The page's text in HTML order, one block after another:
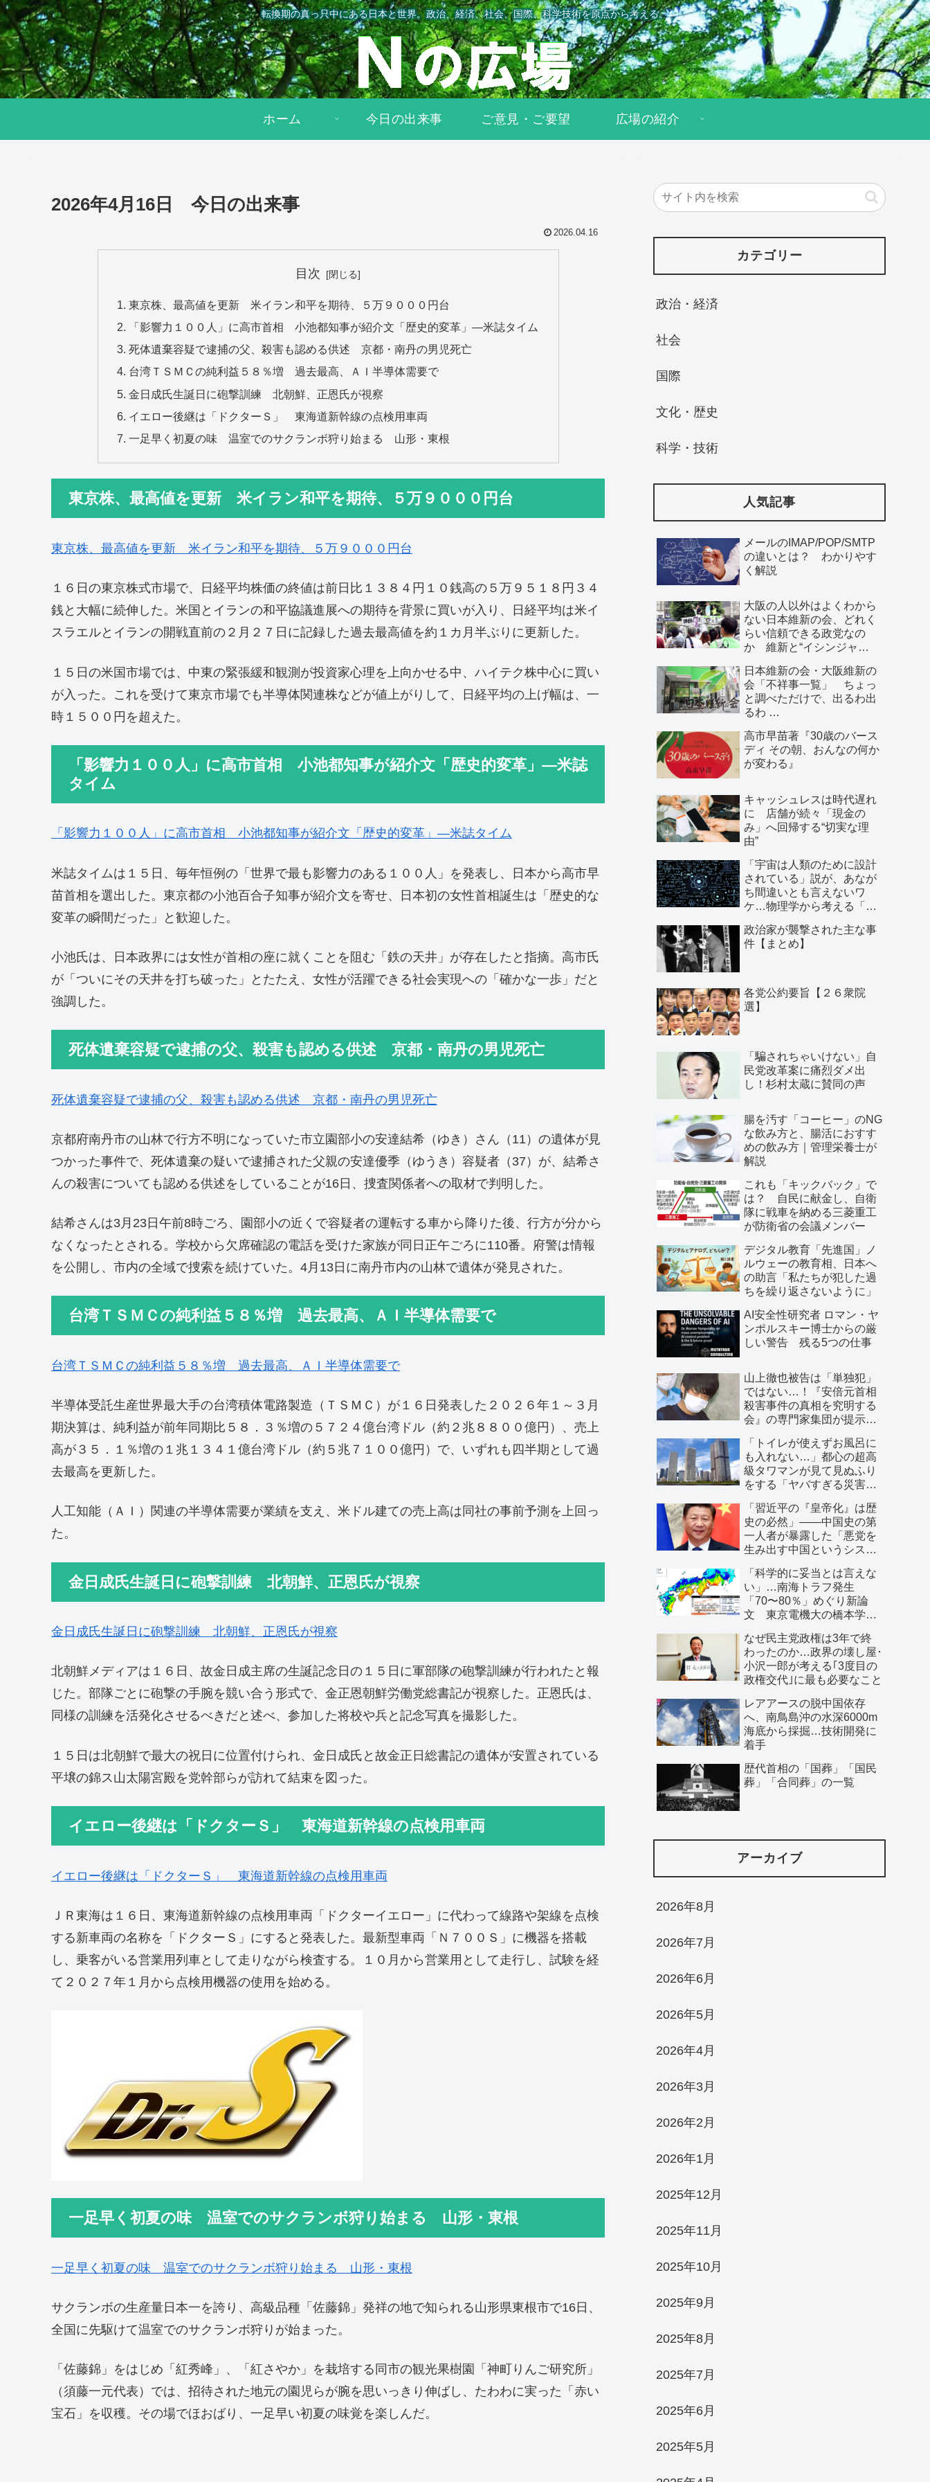
転換期の真っ只中にある日本と世界。政治、経済、社会、国際、科学技術を原点から考える。
ホーム 今日の出来事 ご意見・ご要望 広場の紹介
2026年4月16日 今日の出来事
2026.04.16
目次
東京株、最高値を更新 米イラン和平を期待、５万９０００円台
「影響力１００人」に高市首相 小池都知事が紹介文「歴史的変革」―米誌タイム
死体遺棄容疑で逮捕の父、殺害も認める供述 京都・南丹の男児死亡
台湾ＴＳＭＣの純利益５８％増 過去最高、ＡＩ半導体需要で
金日成氏生誕日に砲撃訓練 北朝鮮、正恩氏が視察
イエロー後継は「ドクターＳ」 東海道新幹線の点検用車両
一足早く初夏の味 温室でのサクランボ狩り始まる 山形・東根
東京株、最高値を更新 米イラン和平を期待、５万９０００円台
東京株、最高値を更新 米イラン和平を期待、５万９０００円台
１６日の東京株式市場で、日経平均株価の終値は前日比１３８４円１０銭高の５万９５１８円３４
銭と大幅に続伸した。米国とイランの和平協議進展への期待を背景に買いが入り、日経平均は米イ
スラエルとイランの開戦直前の２月２７日に記録した過去最高値を約１カ月半ぶりに更新した。
１５日の米国市場では、中東の緊張緩和観測が投資家心理を上向かせる中、ハイテク株中心に買い
が入った。これを受けて東京市場でも半導体関連株などが値上がりして、日経平均の上げ幅は、一
時１５００円を超えた。
「影響力１００人」に高市首相 小池都知事が紹介文「歴史的変革」―米誌
タイム
「影響力１００人」に高市首相 小池都知事が紹介文「歴史的変革」―米誌タイム
米誌タイムは１５日、毎年恒例の「世界で最も影響力のある１００人」を発表し、日本から高市早
苗首相を選出した。東京都の小池百合子知事が紹介文を寄せ、日本初の女性首相誕生は「歴史的な
変革の瞬間だった」と歓迎した。
小池氏は、日本政界には女性が首相の座に就くことを阻む「鉄の天井」が存在したと指摘。高市氏
が「ついにその天井を打ち破った」とたたえ、女性が活躍できる社会実現への「確かな一歩」だと
強調した。
死体遺棄容疑で逮捕の父、殺害も認める供述 京都・南丹の男児死亡
死体遺棄容疑で逮捕の父、殺害も認める供述 京都・南丹の男児死亡
京都府南丹市の山林で行方不明になっていた市立園部小の安達結希（ゆき）さん（11）の遺体が見
つかった事件で、死体遺棄の疑いで逮捕された父親の安達優季（ゆうき）容疑者（37）が、結希さ
んの殺害についても認める供述をしていることが16日、捜査関係者への取材で判明した。
結希さんは3月23日午前8時ごろ、園部小の近くで容疑者の運転する車から降りた後、行方が分から
なくなったとされる。学校から欠席確認の電話を受けた家族が同日正午ごろに110番。府警は情報
を公開し、市内の全域で捜索を続けていた。4月13日に南丹市内の山林で遺体が発見された。
台湾ＴＳＭＣの純利益５８％増 過去最高、ＡＩ半導体需要で
台湾ＴＳＭＣの純利益５８％増 過去最高、ＡＩ半導体需要で
半導体受託生産世界最大手の台湾積体電路製造（ＴＳＭＣ）が１６日発表した２０２６年１～３月
期決算は、純利益が前年同期比５８．３％増の５７２４億台湾ドル（約２兆８８００億円）、売上
高が３５．１％増の１兆１３４１億台湾ドル（約５兆７１００億円）で、いずれも四半期として過
去最高を更新した。
人工知能（ＡＩ）関連の半導体需要が業績を支え、米ドル建ての売上高は同社の事前予測を上回っ
た。
金日成氏生誕日に砲撃訓練 北朝鮮、正恩氏が視察
金日成氏生誕日に砲撃訓練 北朝鮮、正恩氏が視察
北朝鮮メディアは１６日、故金日成主席の生誕記念日の１５日に軍部隊の砲撃訓練が行われたと報
じた。部隊ごとに砲撃の手腕を競い合う形式で、金正恩朝鮮労働党総書記が視察した。正恩氏は、
同様の訓練を活発化させるべきだと述べ、参加した将校や兵と記念写真を撮影した。
１５日は北朝鮮で最大の祝日に位置付けられ、金日成氏と故金正日総書記の遺体が安置されている
平壌の錦ス山太陽宮殿を党幹部らが訪れて結束を図った。
イエロー後継は「ドクターＳ」 東海道新幹線の点検用車両
イエロー後継は「ドクターＳ」 東海道新幹線の点検用車両
ＪＲ東海は１６日、東海道新幹線の点検用車両「ドクターイエロー」に代わって線路や架線を点検
する新車両の名称を「ドクターＳ」にすると発表した。最新型車両「Ｎ７００Ｓ」に機器を搭載
し、乗客がいる営業用列車として走りながら検査する。１０月から営業用として走行し、試験を経
て２０２７年１月から点検用機器の使用を始める。
一足早く初夏の味 温室でのサクランボ狩り始まる 山形・東根
一足早く初夏の味 温室でのサクランボ狩り始まる 山形・東根
サクランボの生産量日本一を誇り、高級品種「佐藤錦」発祥の地で知られる山形県東根市で16日、
全国に先駆けて温室でのサクランボ狩りが始まった。
「佐藤錦」をはじめ「紅秀峰」、「紅さやか」を栽培する同市の観光果樹園「神町りんご研究所」
（須藤一元代表）では、招待された地元の園児らが腕を思いっきり伸ばし、たわわに実った「赤い
宝石」を収穫。その場でほおばり、一足早い初夏の味覚を楽しんだ。
カテゴリー
政治・経済
社会
国際
文化・歴史
科学・技術
人気記事
メールのIMAP/POP/SMTP
の違いとは？ わかりやす
く解説
大阪の人以外はよくわから
ない日本維新の会、どれく
らい信頼できる政党なの
か 維新と“イシンジャ
る、大阪で起きていること
日本維新の会・大阪維新の
会「不祥事一覧」 ちょっ
と調べただけで、出るわ出
るわ …
高市早苗著『30歳のバース
ディ その朝、おんなの何か
が変わる』
キャッシュレスは時代遅れ
に 店舗が続々「現金の
み」へ回帰する“切実な理
由”
「宇宙は人類のために設計
されている」説が、あなが
ち間違いとも言えないワ
ケ…物理学から考える「こ
政治家が襲撃された主な事
件【まとめ】
各党公約要旨【２６衆院
選】
「騙されちゃいけない」自
民党改革案に痛烈ダメ出
し！杉村太蔵に賛同の声
腸を汚す「コーヒー」のNG
な飲み方と、腸活におすす
めの飲み方｜管理栄養士が
解説
これも「キックバック」で
は？ 自民に献金し、自衛
隊に戦車を納める三菱重工
が防衛省の会議メンバー
デジタル教育「先進国」ノ
ルウェーの教育相、日本へ
の助言「私たちが犯した過
ちを繰り返さないように」
AI安全性研究者 ロマン・ヤ
ンポルスキー博士からの厳
しい警告 残る5つの仕事
山上徹也被告は「単独犯」
ではない…！『安倍元首相
殺害事件の真相を究明する
会』の専門家集団が提示し
「トイレが使えずお風呂に
も入れない…」都心の超高
級タワマンが見て見ぬふり
をする「ヤバすぎる災害リ
「習近平の『皇帝化』は歴
史の必然」――中国史の第
一人者が暴露した「悪党を
生み出す中国というシステ
「科学的に妥当とは言えな
い」…南海トラフ発生
「70〜80％」めぐり新論
文 東京電機大の橋本学特
なぜ民主党政権は3年で終
わったのか…政界の壊し屋･
小沢一郎が考える｢3度目の
政権交代｣に最も必要なこと
レアアースの脱中国依存
へ、南鳥島沖の水深6000m
海底から採掘…技術開発に
着手
歴代首相の「国葬」「国民
葬」「合同葬」の一覧
アーカイブ
2026年8月
2026年7月
2026年6月
2026年5月
2026年4月
2026年3月
2026年2月
2026年1月
2025年12月
2025年11月
2025年10月
2025年9月
2025年8月
2025年7月
2025年6月
2025年5月